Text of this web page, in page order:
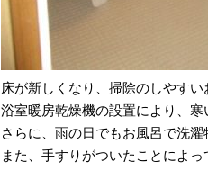
床が新しくなり、掃除のしやすい
浴室暖房乾燥機の設置により、寒
さらに、雨の日でもお風呂で洗
また、手すりがついたことによ